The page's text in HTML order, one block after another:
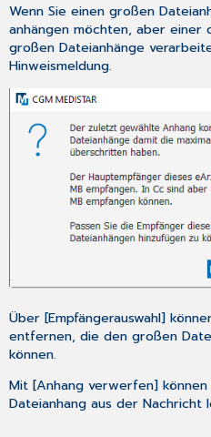
Wenn Sie einen großen
anhängen möchten, aber einer
großen Dateianhänge
Hinweismeldung.
Über [Empfängerauswahl]
entfernen, die den großen
können.
Mit [Anhang verwerfen]
Dateianhang aus der Nachricht